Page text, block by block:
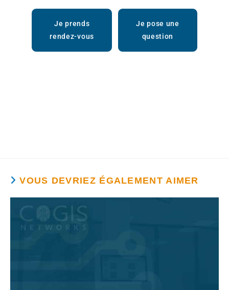
Je prends
rendez-vous
Je pose une
question
VOUS DEVRIEZ ÉGALEMENT AIMER